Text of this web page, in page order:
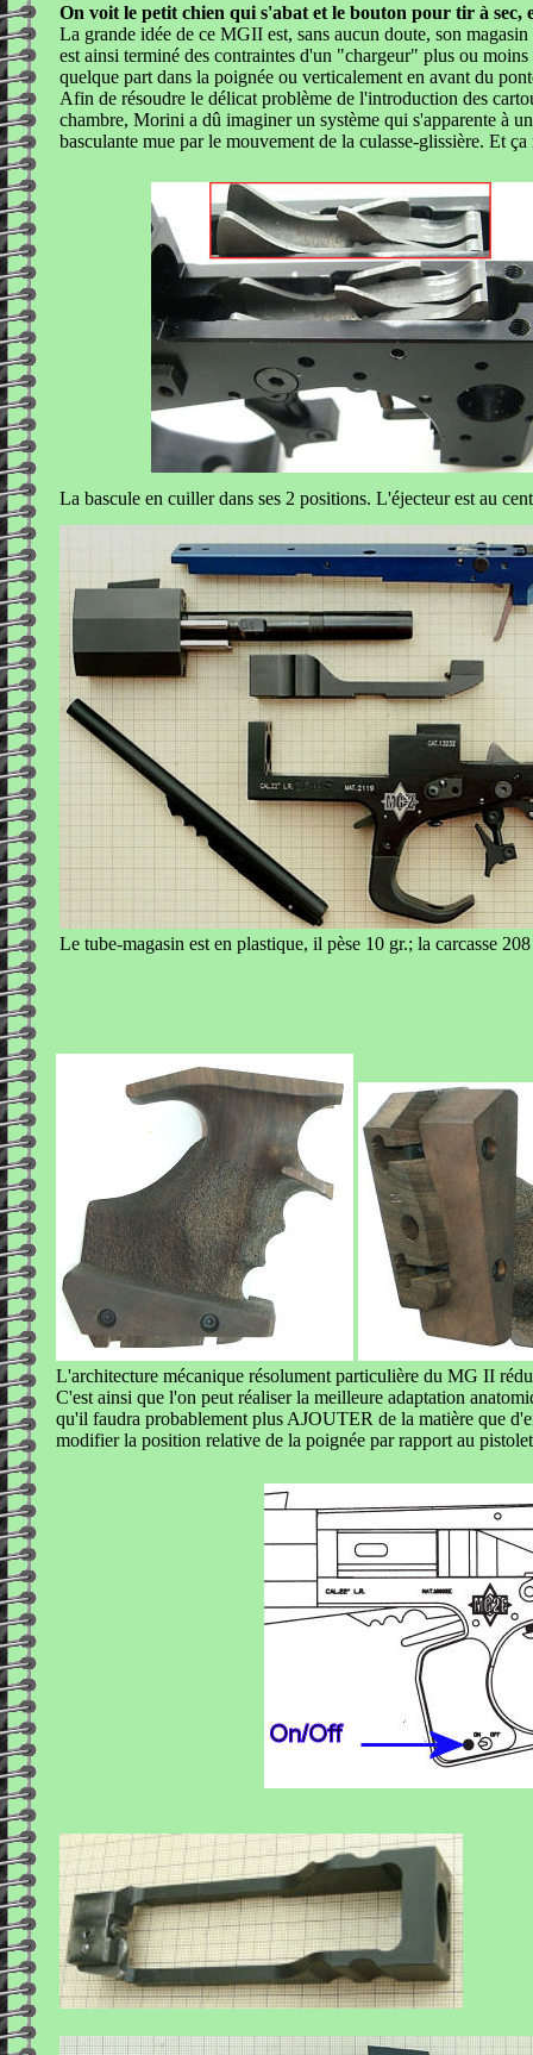
On voit le petit chien qui s'abat et le bouton pour tir à
La grande idée de ce MGII est, sans aucun doute, son
est ainsi terminé des contraintes d'un "chargeur" plus ou
quelque part dans la poignée ou verticalement en avant du
Afin de résoudre le délicat problème de l'introduction des
chambre, Morini a dû imaginer un système qui s'apparente à
basculante mue par le mouvement de la culasse-glissière. Et ça
La bascule en cuiller dans ses 2 positions. L'éjecteur est au
Le tube-magasin est en plastique, il pèse 10 gr.; la carcasse
L'architecture mécanique résolument particulière du MG II
C'est ainsi que l'on peut réaliser la meilleure adaptation
qu'il faudra probablement plus AJOUTER de la matière que
modifier la position relative de la poignée par rapport au